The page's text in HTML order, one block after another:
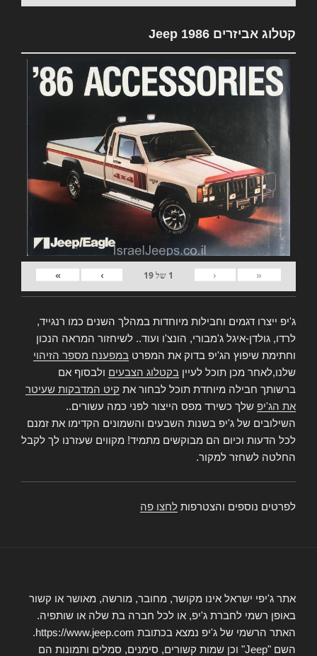
קטלוג אביזרים Jeep 1986
«
‹
1 של19
›
»
ג'יפ ייצרו דגמים וחבילות מיוחדות במהלך השנים כמו רנגייד,
לרדו, גולדן-איגל ג'מבורי, הונצ'ו ועוד.. לשיחזור המראה הנכון
וחתימת שיפוץ הג'יפ בדוק את המפרט במפענח מספר הזיהוי
שלנו,לאחר מכן תוכל לעיין בקטלוג הצבעים ולבסוף אם
ברשותך חבילה מיוחדת תוכל לבחור את קיט המדבקות שעיטר
את הג'יפ שלך כשירד מפס הייצור לפני כמה עשורים..
השילובים של ג'יפ בשנות השבעים והשמונים הקדימו את זמנם
לכל הדעות וכיום הם מבוקשים מתמיד! מקווים שעזרנו לך לקבל
החלטה לשחזר למקור.
לפרטים נוספים והצטרפות לחצו פה
אתר ג'יפי ישראל אינו מקושר, מחובר, מורשה, מאושר או קשור
באופן רשמי לחברת ג'יפ, או לכל חברה בת שלה או שותפיה.
האתר הרשמי של ג'יפ נמצא בכתובת https://www.jeep.com.
השם "Jeep" וכן שמות קשורים, סימנים, סמלים ותמונות הם